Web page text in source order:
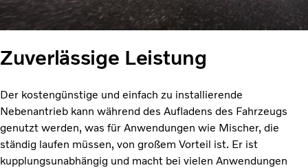
Zuverlässige Leistung
Der kostengünstige und einfach zu installierende
Nebenantrieb kann während des Aufladens des Fahrzeugs
genutzt werden, was für Anwendungen wie Mischer, die
ständig laufen müssen, von großem Vorteil ist. Er ist
kupplungsunabhängig und macht bei vielen Anwendungen